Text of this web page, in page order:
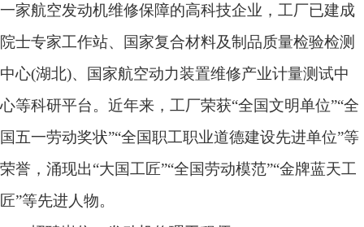
一家航空发动机维修保障的高科技企业，工厂已建成
院士专家工作站、国家复合材料及制品质量检验检测
中心(湖北)、国家航空动力装置维修产业计量测试中
心等科研平台。近年来，工厂荣获“全国文明单位”“全
国五一劳动奖状”“全国职工职业道德建设先进单位”等
荣誉，涌现出“大国工匠”“全国劳动模范”“金牌蓝天工
匠”等先进人物。